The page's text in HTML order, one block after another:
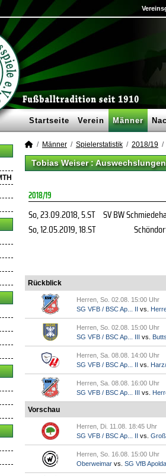
Startseite Verein Männer
Männer Spielerstatistik 2018/19
Tobias Weiser :
2018/19
So, 23.09.2018, 5.ST SV BW
So, 12.05.2019, 18.ST
Rückblick
Herren, So. 02.08. 15:00 Uhr
SG VFB / BSC Ap... II vs.
Herren, So. 02.08. 15:00 Uhr
SG VFB / BSC Ap... III vs.
Herren, Sa. 08.08. 14:00 Uhr
SG VFB / BSC Ap... II vs.
Herren, Sa. 08.08. 16:00 Uhr
SG VFB / BSC Ap... III vs.
Vorschau
Herren, Di. 11.08. 18:45 Uhr
SG VFB / BSC Ap... II vs.
Herren, So. 16.08. 15:00 Uhr
Oberweimar vs. SG VfB Apolda